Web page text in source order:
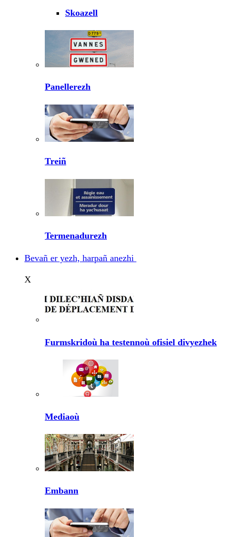
Skoazell
Panellerezh
Treiñ
Termenadurezh
Bevañ er yezh, harpañ anezhi
X
Furmskridoù ha testennoù ofisiel divyezhek
Mediaoù
Embann